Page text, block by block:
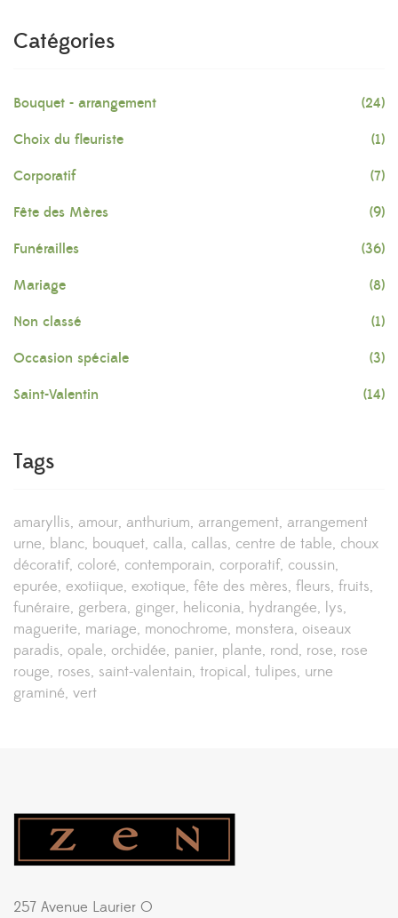
Catégories
Bouquet - arrangement (24)
Choix du fleuriste (1)
Corporatif (7)
Fête des Mères (9)
Funérailles (36)
Mariage (8)
Non classé (1)
Occasion spéciale (3)
Saint-Valentin (14)
Tags
amaryllis amour anthurium arrangement arrangement
urne blanc bouquet calla callas centre de table choux
décoratif coloré contemporain corporatif coussin
epurée exotiique exotique fête des mères fleurs fruits
funéraire gerbera ginger heliconia hydrangée lys
maguerite mariage monochrome monstera oiseaux
paradis opale orchidée panier plante rond rose rose
rouge roses saint-valentain tropical tulipes urne
graminé vert
257 Avenue Laurier O